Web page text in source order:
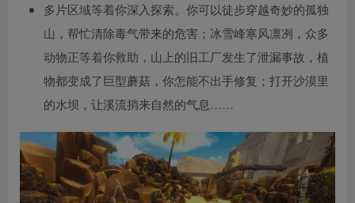
多片区域等着你深入探索。你可以徒步穿越奇妙的孤独
山，帮忙清除毒气带来的危害；冰雪峰寒风凛冽，众多
动物正等着你救助，山上的旧工厂发生了泄漏事故，植
物都变成了巨型蘑菇，你怎能不出手修复；打开沙漠里
的水坝，让溪流捎来自然的气息……